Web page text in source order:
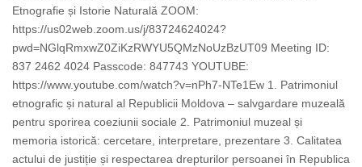
Etnografie și Istorie Naturală ZOOM:
https://us02web.zoom.us/j/83724624024?
pwd=NGlqRmxwZ0ZiKzRWYU5QMzNoUzBzUT09 Meeting ID:
837 2462 4024 Passcode: 847743 YOUTUBE:
https://www.youtube.com/watch?v=nPh7-NTe1Ew 1. Patrimoniul
etnografic și natural al Republicii Moldova – salvgardare muzeală
pentru sporirea coeziunii sociale 2. Patrimoniul muzeal și
memoria istorică: cercetare, interpretare, prezentare 3. Calitatea
actului de justiție și respectarea drepturilor persoanei în Republica